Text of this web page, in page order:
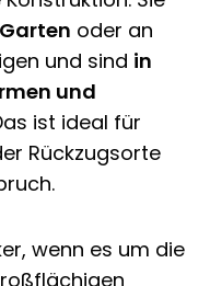
oder an
und sind in
und
ist ideal für
Rückzugsorte
wenn es um die